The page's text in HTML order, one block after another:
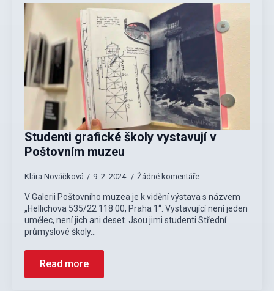
Studenti grafické školy vystavují v
Poštovním muzeu
Klára Nováčková 9. 2. 2024 Žádné komentáře
V Galerii Poštovního muzea je k vidění výstava s názvem
„Hellichova 535/22 118 00, Praha 1“. Vystavující není jeden
umělec, není jich ani deset. Jsou jimi studenti Střední
průmyslové školy…
Read more